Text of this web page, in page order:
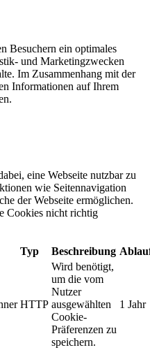
Besuchern ein optimales
und Marketingzwecken
Im Zusammenhang mit der
Informationen auf Ihrem
eine Webseite nutzbar zu
wie Seitennavigation
der Webseite ermöglichen.
Cookies nicht richtig
Typ Beschreibung
HTTP
Wird benötigt,
um die vom
Nutzer
ausgewählten
Cookie-
Präferenzen zu
speichern.
1 Jahr